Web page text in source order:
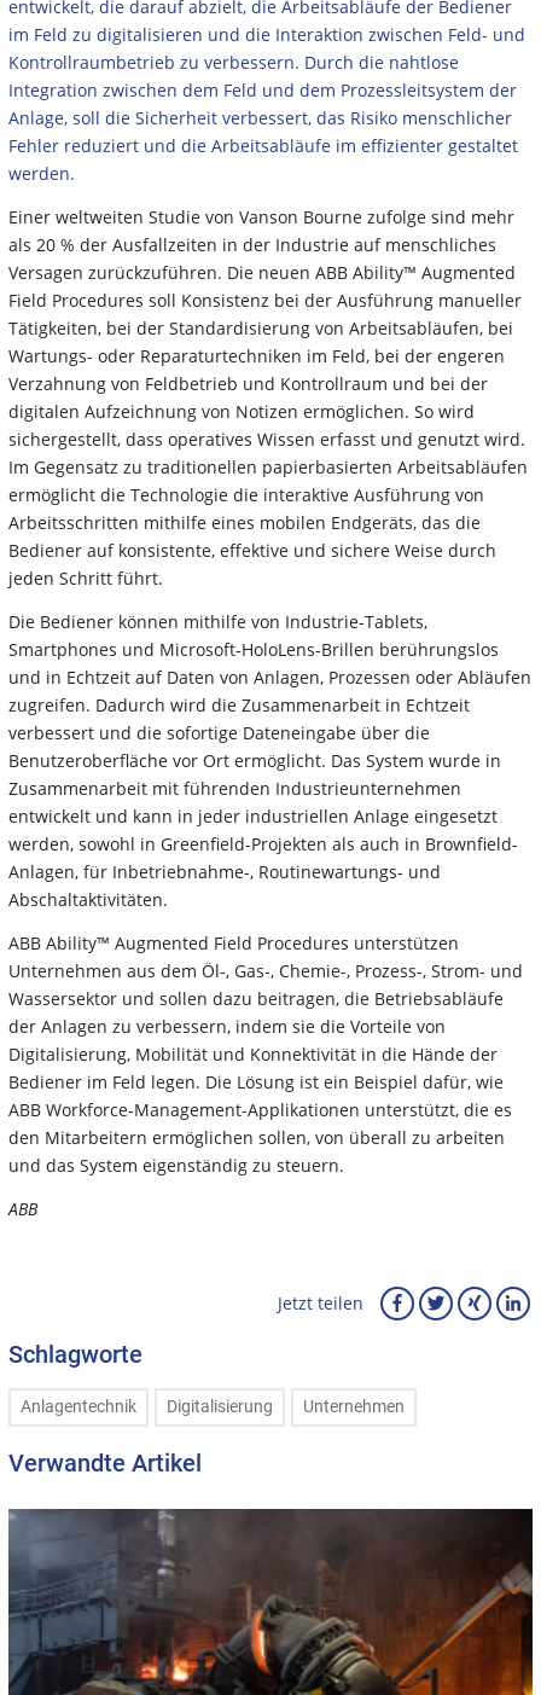
entwickelt, die darauf abzielt, die Arbeitsabläufe der Bediener
im Feld zu digitalisieren und die Interaktion zwischen Feld- und
Kontrollraumbetrieb zu verbessern. Durch die nahtlose
Integration zwischen dem Feld und dem Prozessleitsystem der
Anlage, soll die Sicherheit verbessert, das Risiko menschlicher
Fehler reduziert und die Arbeitsabläufe im effizienter gestaltet
werden.
Einer weltweiten Studie von Vanson Bourne zufolge sind mehr
als 20 % der Ausfallzeiten in der Industrie auf menschliches
Versagen zurückzuführen. Die neuen ABB Ability™ Augmented
Field Procedures soll Konsistenz bei der Ausführung manueller
Tätigkeiten, bei der Standardisierung von Arbeitsabläufen, bei
Wartungs- oder Reparaturtechniken im Feld, bei der engeren
Verzahnung von Feldbetrieb und Kontrollraum und bei der
digitalen Aufzeichnung von Notizen ermöglichen. So wird
sichergestellt, dass operatives Wissen erfasst und genutzt wird.
Im Gegensatz zu traditionellen papierbasierten Arbeitsabläufen
ermöglicht die Technologie die interaktive Ausführung von
Arbeitsschritten mithilfe eines mobilen Endgeräts, das die
Bediener auf konsistente, effektive und sichere Weise durch
jeden Schritt führt.
Die Bediener können mithilfe von Industrie-Tablets,
Smartphones und Microsoft-HoloLens-Brillen berührungslos
und in Echtzeit auf Daten von Anlagen, Prozessen oder Abläufen
zugreifen. Dadurch wird die Zusammenarbeit in Echtzeit
verbessert und die sofortige Dateneingabe über die
Benutzeroberfläche vor Ort ermöglicht. Das System wurde in
Zusammenarbeit mit führenden Industrieunternehmen
entwickelt und kann in jeder industriellen Anlage eingesetzt
werden, sowohl in Greenfield-Projekten als auch in Brownfield-
Anlagen, für Inbetriebnahme-, Routinewartungs- und
Abschaltaktivitäten.
ABB Ability™ Augmented Field Procedures unterstützen
Unternehmen aus dem Öl-, Gas-, Chemie-, Prozess-, Strom- und
Wassersektor und sollen dazu beitragen, die Betriebsabläufe
der Anlagen zu verbessern, indem sie die Vorteile von
Digitalisierung, Mobilität und Konnektivität in die Hände der
Bediener im Feld legen. Die Lösung ist ein Beispiel dafür, wie
ABB Workforce-Management-Applikationen unterstützt, die es
den Mitarbeitern ermöglichen sollen, von überall zu arbeiten
und das System eigenständig zu steuern.
ABB
Jetzt teilen
Schlagworte
Anlagentechnik Digitalisierung Unternehmen
Verwandte Artikel